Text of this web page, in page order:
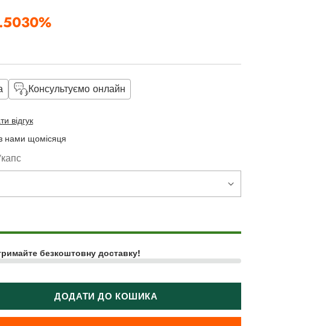
30%
Консультуємо онлайн
відгук
нами щомісяця
безкоштовну доставку!
ДОДАТИ ДО КОШИКА